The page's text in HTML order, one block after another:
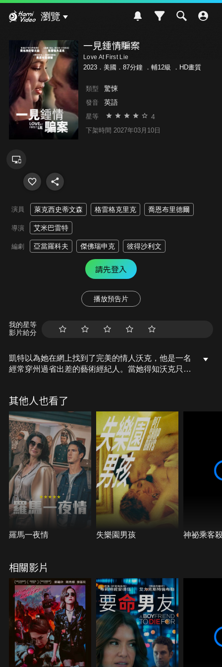
瀏覽
一見鍾情騙案
Love At First Lie
2023．美國．87分鐘 ． 輔12級 ．HD畫質
類型 驚悚
發音 英語
星等 4
下架時間 2027年03月10日
演員 萊克西史蒂文森 格雷格克里克 喬恩布里德爾
導演 艾米巴雷特
編劇 亞當羅科夫 傑佛瑞申克 彼得沙利文
請先登入
播放預告片
我的星等
影片給分
凱特以為她在網上找到了完美的情人沃克，他是一名
經常穿州過省出差的藝術經紀人。當她得知沃克只是
其他人也看了
羅馬一夜情 失樂園男孩 神祕乘客
相關影片